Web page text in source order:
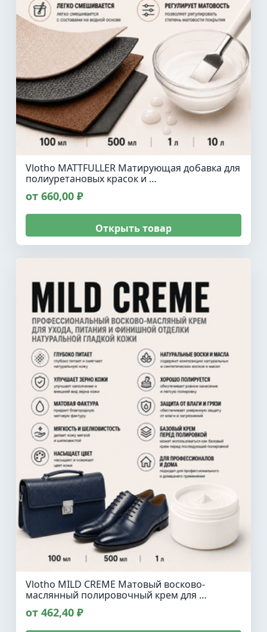
Vlotho MATTFULLER Матирующая добавка для
полиуретановых красок и …
от 660,00 ₽
Открыть товар
Vlotho MILD CREME Матовый восково-
маслянный полировочный крем для …
от 462,40 ₽